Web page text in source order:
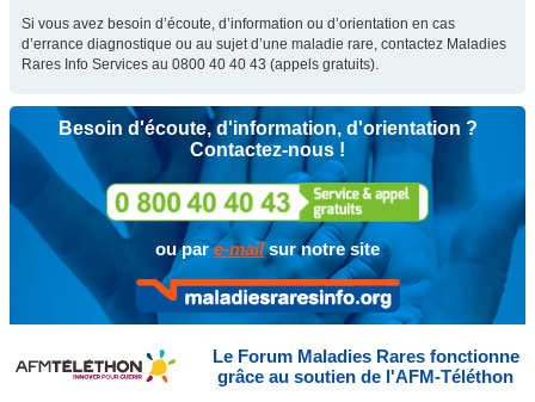
Si vous avez besoin d’écoute, d’information ou d’orientation en cas
d’errance diagnostique ou au sujet d’une maladie rare, contactez Maladies
Rares Info Services au 0800 40 40 43 (appels gratuits).
Besoin d'écoute, d'information, d'orientation ?
Contactez-nous !
ou pare-mailsur notre site
Le Forum Maladies Rares fonctionne
grâce au soutien de l'AFM-Téléthon